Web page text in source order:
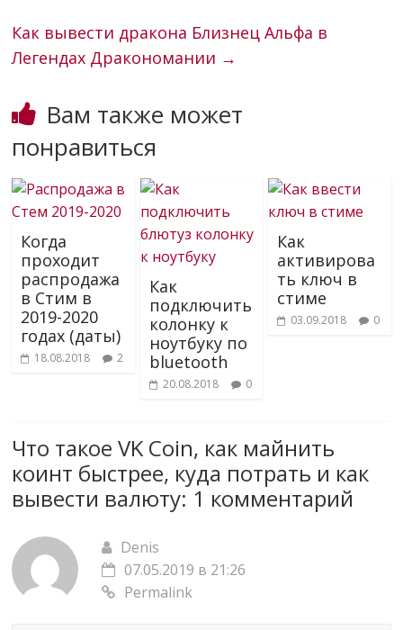
Как вывести дракона Близнец Альфа в
Легендах Дракономании →
Вам также может
понравиться
Когда
проходит
распродажа
в Стим в
2019-2020
годах (даты)
18.08.2018 2
Как
подключить
колонку к
ноутбуку по
bluetooth
20.08.2018 0
Как
активирова
ть ключ в
стиме
03.09.2018 0
Что такое VK Coin, как майнить
коинт быстрее, куда потрать и как
вывести валюту: 1 комментарий
Denis
07.05.2019 в 21:26
Permalink